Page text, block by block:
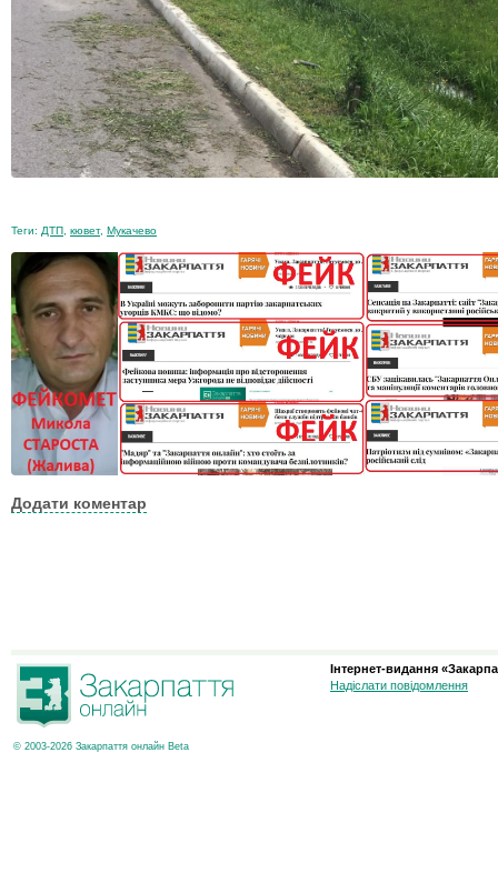
Теги: ДТП кювет, Мукачево
Додати коментар
© 2003-2026 Закарпаття онлайн Beta
Інтернет-видання
Надіслати повідомлення